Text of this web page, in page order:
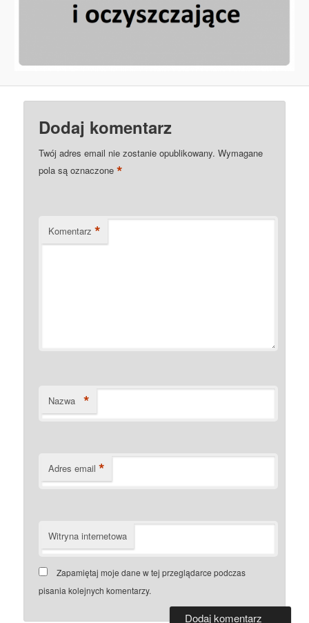
Dodaj komentarz
Twój adres email nie zostanie opublikowany. Wymagane
pola są oznaczone*
Komentarz *
Nazwa *
Adres email *
Witryna internetowa
Zapamiętaj moje dane w tej przeglądarce podczas
pisania kolejnych komentarzy.